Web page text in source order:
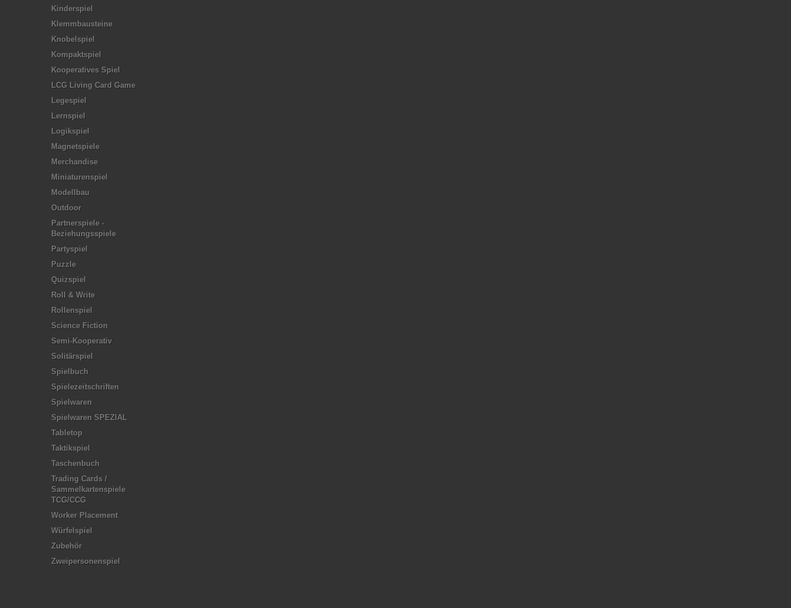
Kinderspiel
Klemmbausteine
Knobelspiel
Kompaktspiel
Kooperatives Spiel
LCG Living Card Game
Legespiel
Lernspiel
Logikspiel
Magnetspiele
Merchandise
Miniaturenspiel
Modellbau
Outdoor
Partnerspiele -
Beziehungsspiele
Partyspiel
Puzzle
Quizspiel
Roll & Write
Rollenspiel
Science Fiction
Semi-Kooperativ
Solitärspiel
Spielbuch
Spielezeitschriften
Spielwaren
Spielwaren SPEZIAL
Tabletop
Taktikspiel
Taschenbuch
Trading Cards /
Sammelkartenspiele
TCG/CCG
Worker Placement
Würfelspiel
Zubehör
Zweipersonenspiel